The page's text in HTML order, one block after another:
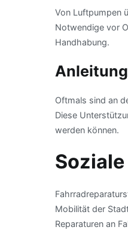
Von Luftpumpen
Notwendige vor
Handhabung.
Oftmals sind an
Diese
werden können.
Mobilität der
Reparaturen an